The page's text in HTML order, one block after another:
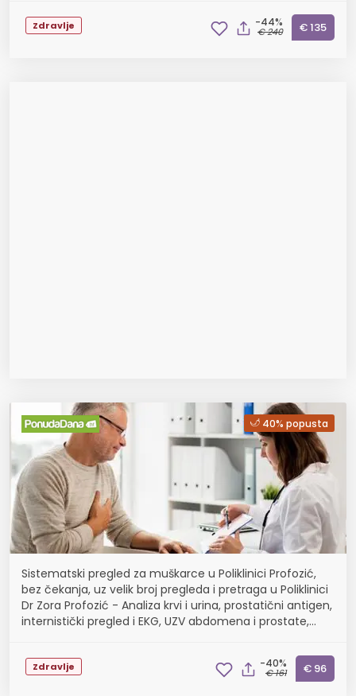
Zdravlje -44%
€ 240 € 135
40% popusta
Sistematski pregled za muškarce u Poliklinici Profozić,
bez čekanja, uz velik broj pregleda i pretraga u Poliklinici
Dr Zora Profozić - Analiza krvi i urina, prostatični antigen,
internistički pregled i EKG, UZV abdomena i prostate,
Zdravlje -40%
€ 161 € 96